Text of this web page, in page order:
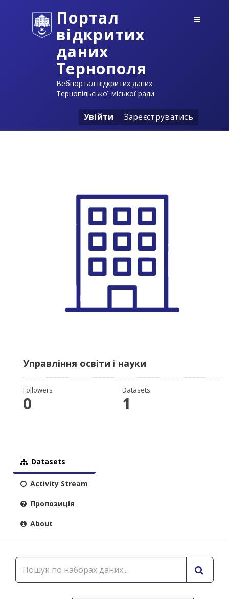
Портал
відкритих
даних
Тернополя
Вебпортал відкритих даних
Тернопільської міської ради
Увійти Зареєструватись
Управління освіти і науки
Followers
0
Datasets
1
Datasets
Activity Stream
Пропозиція
About